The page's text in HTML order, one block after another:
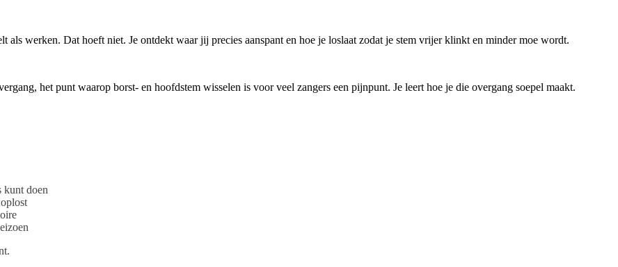
als werken. Dat hoeft niet. Je ontdekt waar jij precies aanspant en hoe je loslaat zodat je stem vrijer klinkt en minder moe wordt.
het punt waarop borst- en hoofdstem wisselen is voor veel zangers een pijnpunt. Je leert hoe je die overgang soepel maakt.
kunt doen